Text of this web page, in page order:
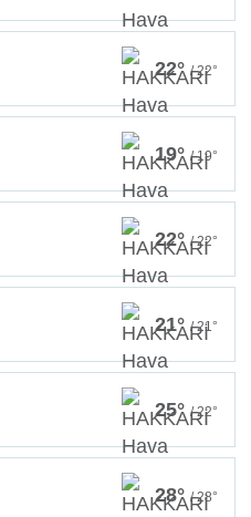
22° / 22°
19° / 19°
22° / 22°
21° / 21°
25° / 22°
28° / 28°